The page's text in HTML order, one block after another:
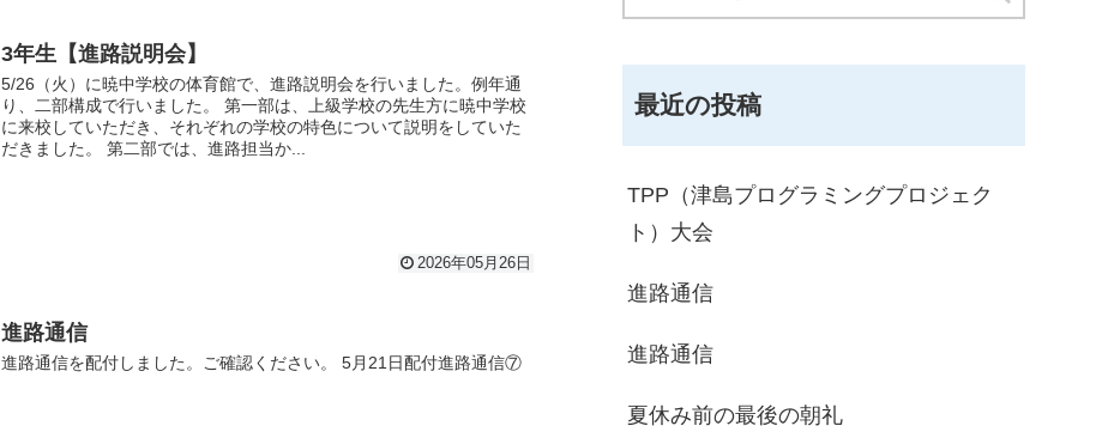
3年生【進路説明会】
5/26（火）に暁中学校の体育館で、進路説明会を行いました。例年通
り、二部構成で行いました。 第一部は、上級学校の先生方に暁中学校
に来校していただき、それぞれの学校の特色について説明をしていた
だきました。 第二部では、進路担当か...
2026年05月26日
進路通信
進路通信を配付しました。ご確認ください。 5月21日配付進路通信⑦
最近の投稿
TPP（津島プログラミングプロジェク
ト）大会
進路通信
進路通信
夏休み前の最後の朝礼